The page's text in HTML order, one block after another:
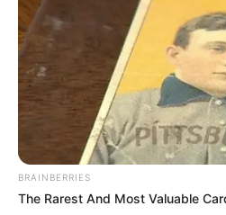
Entre tanto, hay expectativa
vacuna contra el coronavirus a
No obstante, este miércoles el
Mijaíl Murashko,
informó que
personas que fueron
nombre que dieron al fármaco
bueno de la OMS, presentaron
Dijo que sufrieronfiebre,
BRAINBERRIES
The Rarest And Most Valuable